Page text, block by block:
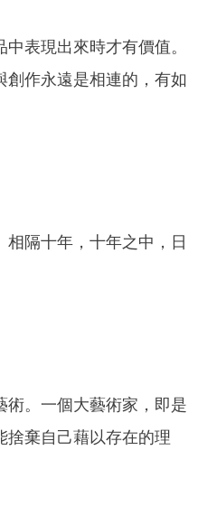
表現出來時才有價值。
創作永遠是相連的，有如
相隔十年，十年之中，日
術。一個大藝術家，即是
捨棄自己藉以存在的理